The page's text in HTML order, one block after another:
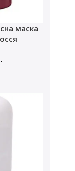
маска